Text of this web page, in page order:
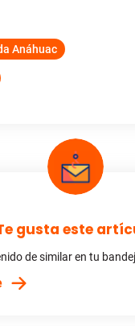
Anáhuac
gusta este
de similar en tu